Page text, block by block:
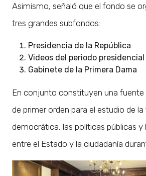
Asimismo, señaló que el fondo se
tres grandes subfondos:
Presidencia de la República
Videos del periodo presidencial
Gabinete de la Primera Dama
En conjunto constituyen una
de primer orden para el estudio de
democrática, las políticas públicas y
entre el Estado y la ciudadanía